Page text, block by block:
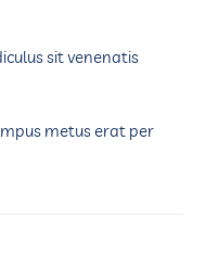
sit venenatis
metus erat per